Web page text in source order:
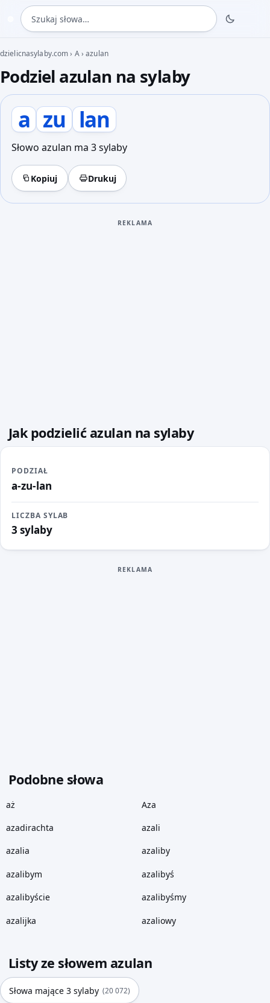
Szukaj słowa
dzielicnasylaby.com› A›azulan
Podziel azulan na sylaby
a zu lan
Słowo azulan ma 3 sylaby
Kopiuj Drukuj
REKLAMA
Jak podzielić azulan na sylaby
PODZIAŁ
a-zu-lan
LICZBA SYLAB
3 sylaby
REKLAMA
Podobne słowa
aż Aza
azadirachta azali
azalia azaliby
azalibym azalibyś
azalibyście azalibyśmy
azalijka azaliowy
Listy ze słowem azulan
Słowa mające 3 sylaby (20 072)